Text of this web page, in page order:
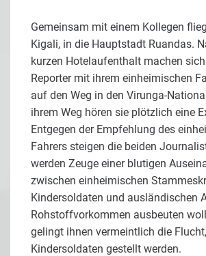
Gemeinsam mit einem Kollegen
Kigali, in die Hauptstadt Ruandas.
kurzen Hotelaufenthalt machen
Reporter mit ihrem einheimischen
auf den Weg in den Virunga-
ihrem Weg hören sie plötzlich eine
Entgegen der Empfehlung des
Fahrers steigen die beiden
werden Zeuge einer blutigen
zwischen einheimischen
Kindersoldaten und ausländischen
Rohstoffvorkommen ausbeuten
gelingt ihnen vermeintlich die
Kindersoldaten gestellt werden.